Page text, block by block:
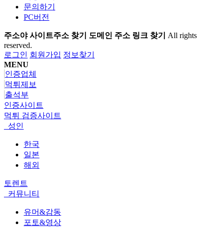
문의하기
PC버전
주소야 사이트주소 찾기 도메인 주소 링크 찾기 All rights
reserved.
로그인 회원가입 정보찾기
MENU
인증업체
먹튀제보
출석부
인증사이트
먹튀 검증사이트
성인
한국
일본
해외
토렌트
커뮤니티
유머&감동
포토&영상